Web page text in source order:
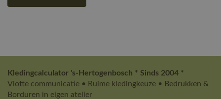
Kledingcalculator 's-Hertogenbosch * Sinds 2004 *
Vlotte communicatie • Ruime kledingkeuze • Bedrukken &
Borduren in eigen atelier